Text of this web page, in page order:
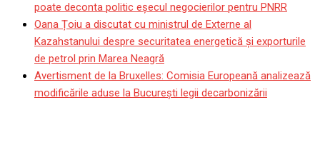
poate deconta politic eșecul negocierilor pentru PNRR
Oana Țoiu a discutat cu ministrul de Externe al
Kazahstanului despre securitatea energetică și exporturile
de petrol prin Marea Neagră
Avertisment de la Bruxelles: Comisia Europeană analizează
modificările aduse la București legii decarbonizării